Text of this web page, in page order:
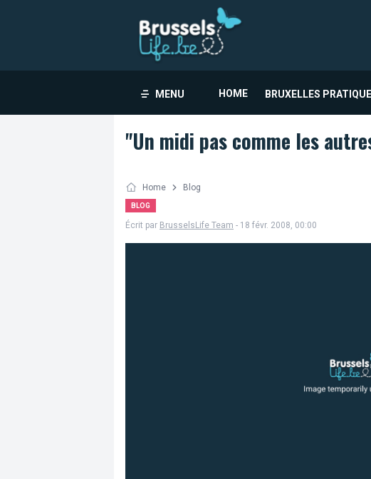
MENU HOME BRUXELLES PRATIQUE
"Un midi pas comme les
Home Blog
BLOG
Écrit par BrusselsLife Team - 18 févr. 2008, 00:00